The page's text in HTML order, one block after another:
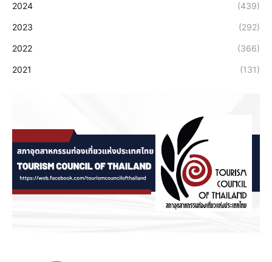
2024 (439)
2023 (292)
2022 (366)
2021 (131)